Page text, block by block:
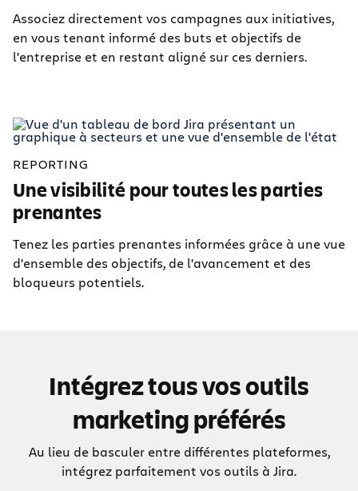
Associez directement vos campagnes aux initiatives,
en vous tenant informé des buts et objectifs de
l'entreprise et en restant aligné sur ces derniers.
REPORTING
Une visibilité pour toutes les parties
prenantes
Tenez les parties prenantes informées grâce à une vue
d'ensemble des objectifs, de l'avancement et des
bloqueurs potentiels.
Intégrez tous vos outils
marketing préférés
Au lieu de basculer entre différentes plateformes,
intégrez parfaitement vos outils à Jira.